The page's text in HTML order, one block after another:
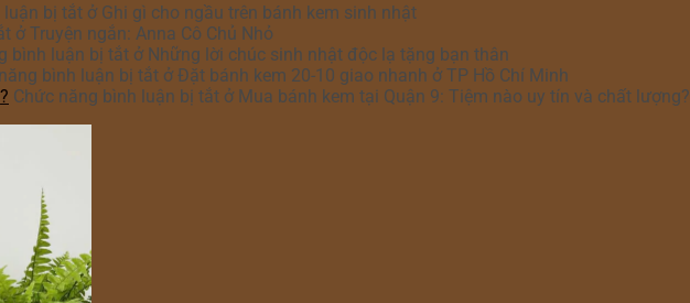
luận bị tắt ở Ghi gì cho ngầu trên bánh kem sinh nhật
ở Truyện ngắn: Anna Cô Chủ Nhỏ
bình luận bị tắt ở Những lời chúc sinh nhật độc lạ tặng bạn thân
bình luận bị tắt ở Đặt bánh kem 20-10 giao nhanh ở TP Hồ Chí Minh
Chức năng bình luận bị tắt ở Mua bánh kem tại Quận 9: Tiệm nào uy tín và chất lượng?